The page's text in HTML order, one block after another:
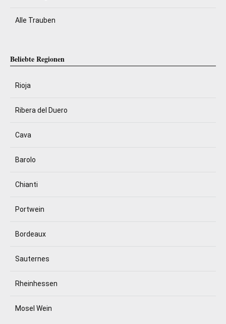
Alle Trauben
Beliebte Regionen
Rioja
Ribera del Duero
Cava
Barolo
Chianti
Portwein
Bordeaux
Sauternes
Rheinhessen
Mosel Wein